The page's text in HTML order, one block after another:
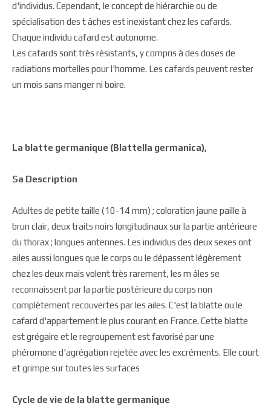
d'individus. Cependant, le concept de hiérarchie ou de
spécialisation des t âches est inexistant chez les cafards.
Chaque individu cafard est autonome.
Les cafards sont très résistants, y compris à des doses de
radiations mortelles pour l'homme. Les cafards peuvent rester
un mois sans manger ni boire.
La blatte germanique (Blattella germanica),
Sa Description
Adultes de petite taille (10-14 mm) ; coloration jaune paille à
brun clair, deux traits noirs longitudinaux sur la partie antérieure
du thorax ; longues antennes. Les individus des deux sexes ont
ailes aussi longues que le corps ou le dépassent légèrement
chez les deux mais volent très rarement, les m âles se
reconnaissent par la partie postérieure du corps non
complètement recouvertes par les ailes. C'est la blatte ou le
cafard d'appartement le plus courant en France. Cette blatte
est grégaire et le regroupement est favorisé par une
phéromone d'agrégation rejetée avec les excréments. Elle court
et grimpe sur toutes les surfaces
Cycle de vie de la blatte germanique